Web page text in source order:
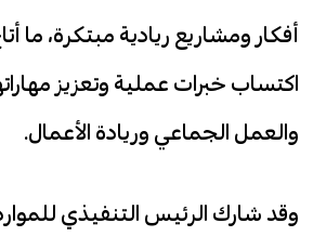
أفكار ومشاريع ريادية مبتكرة، ما
اكتساب خبرات عملية وتعزيز
والعمل الجماعي وريادة الأعمال.
وقد شارك الرئيس التنفيذي